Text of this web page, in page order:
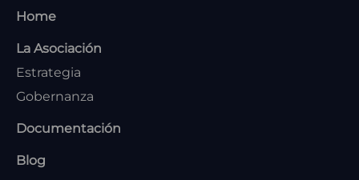
MENU
FOOTER
Home
La Asociación
Estrategia
Gobernanza
Documentación
Blog